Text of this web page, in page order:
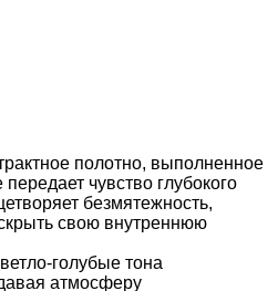
полотно, выполненное
чувство глубокого
безмятежность,
свою внутреннюю
голубые тона
атмосферу